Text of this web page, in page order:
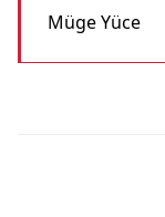
Müge Yüce